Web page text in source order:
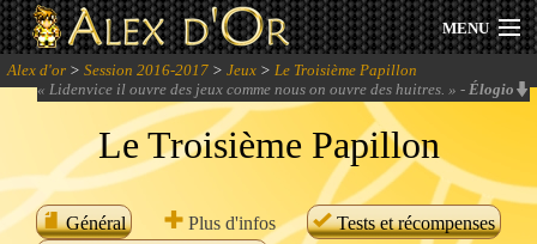
MENU
Actualités
Session 2026
Archives
Alex d'or > Session 2016-2017 > Jeux > Le Troisième Papillon
« Lidenvice il ouvre des jeux comme nous on ouvre des huitres. » - Élogio
Le Troisième Papillon
Général Plus d'infos
Tests et récompenses